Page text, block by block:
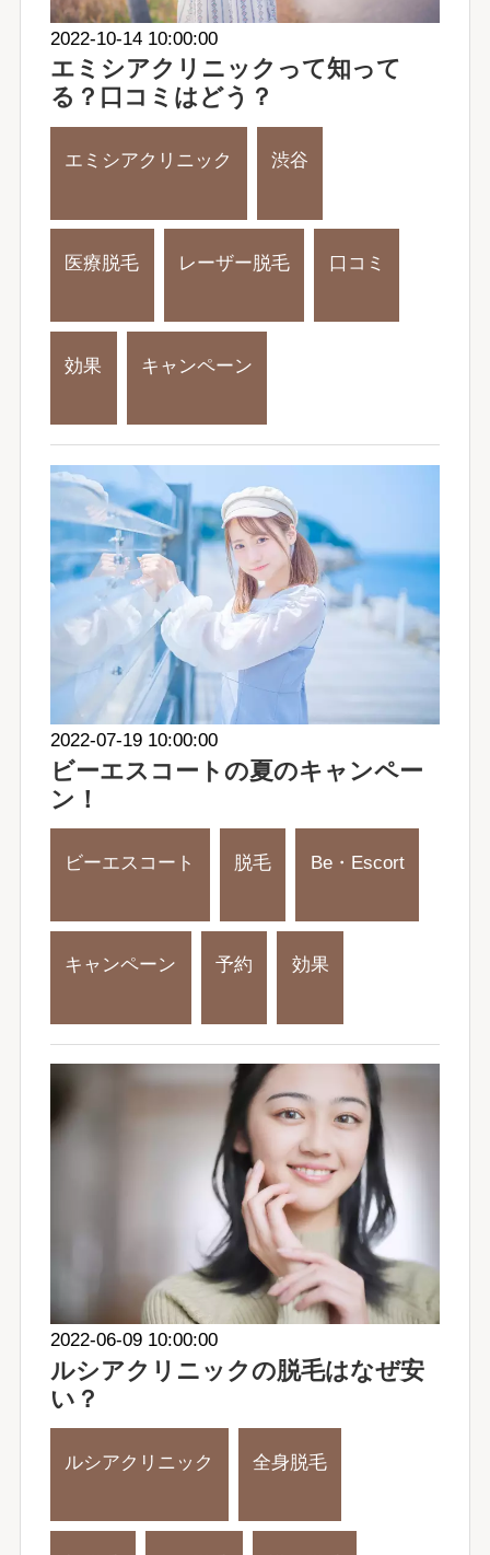
2022-10-14 10:00:00
エミシアクリニックって知って
る？口コミはどう？
エミシアクリニック 渋谷
医療脱毛 レーザー脱毛 口コミ
効果 キャンペーン
2022-07-19 10:00:00
ビーエスコートの夏のキャンペー
ン！
ビーエスコート 脱毛 Be・Escort
キャンペーン 予約 効果
2022-06-09 10:00:00
ルシアクリニックの脱毛はなぜ安
い？
ルシアクリニック 全身脱毛